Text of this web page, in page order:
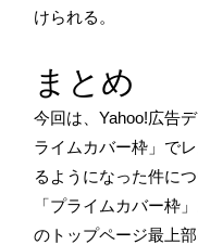
けられる。
まとめ
今回は、 Yahoo!広告
ライムカバー枠」で
るようになった件に
「プライムカバー枠
のトップページ最上